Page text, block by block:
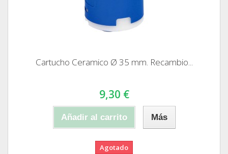
Cartucho Ceramico Ø 35 mm. Recambio...
9,30 €
Añadir al carrito Más
Agotado